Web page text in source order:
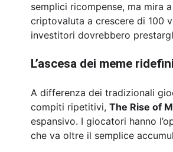
semplici ricompense, ma mira
criptovaluta a crescere di 100
investitori dovrebbero
L’ascesa dei meme
A differenza dei tradizionali
compiti ripetitivi, The Rise of
espansivo. I giocatori hanno
che va oltre il semplice